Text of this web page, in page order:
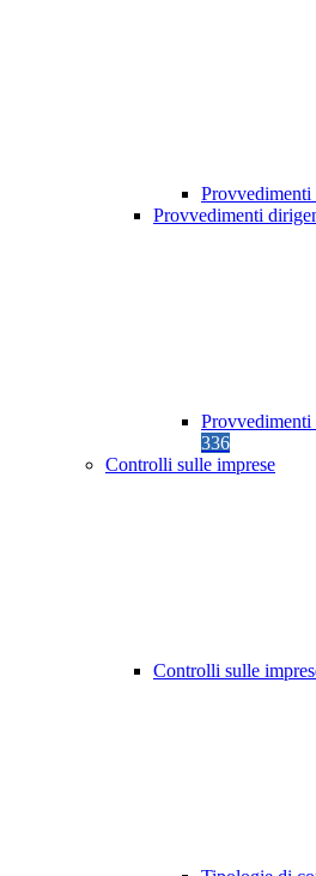
Provvedimenti
336
Controlli sulle imprese
Controlli sulle